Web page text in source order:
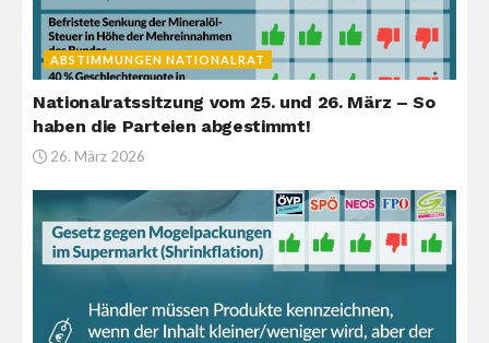
ABSTIMMUNGEN NATIONALRAT
Nationalratssitzung vom 25. und 26. März – So
haben die Parteien abgestimmt!
26. März 2026